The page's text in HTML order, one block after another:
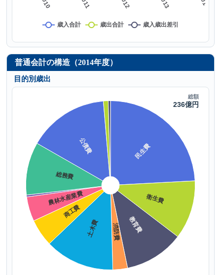
普通会計の構造（2014年度）
目的別歳出